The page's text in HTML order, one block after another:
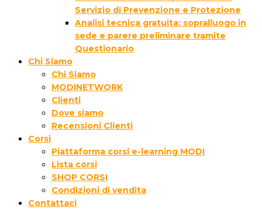
Servizio di Prevenzione e Protezione
Analisi tecnica gratuita: sopralluogo in
sede e parere preliminare tramite
Questionario
Chi Siamo
Chi Siamo
MODINETWORK
Clienti
Dove siamo
Recensioni Clienti
Corsi
Piattaforma corsi e-learning MODI
Lista corsi
SHOP CORSI
Condizioni di vendita
Contattaci